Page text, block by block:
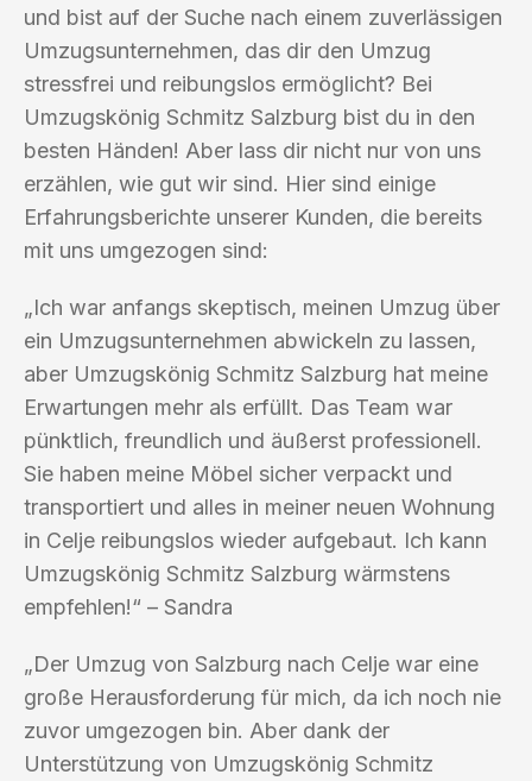
und bist auf der Suche nach einem zuverlässigen
Umzugsunternehmen, das dir den Umzug
stressfrei und reibungslos ermöglicht? Bei
Umzugskönig Schmitz Salzburg bist du in den
besten Händen! Aber lass dir nicht nur von uns
erzählen, wie gut wir sind. Hier sind einige
Erfahrungsberichte unserer Kunden, die bereits
mit uns umgezogen sind:
„Ich war anfangs skeptisch, meinen Umzug über
ein Umzugsunternehmen abwickeln zu lassen,
aber Umzugskönig Schmitz Salzburg hat meine
Erwartungen mehr als erfüllt. Das Team war
pünktlich, freundlich und äußerst professionell.
Sie haben meine Möbel sicher verpackt und
transportiert und alles in meiner neuen Wohnung
in Celje reibungslos wieder aufgebaut. Ich kann
Umzugskönig Schmitz Salzburg wärmstens
empfehlen!“ – Sandra
„Der Umzug von Salzburg nach Celje war eine
große Herausforderung für mich, da ich noch nie
zuvor umgezogen bin. Aber dank der
Unterstützung von Umzugskönig Schmitz